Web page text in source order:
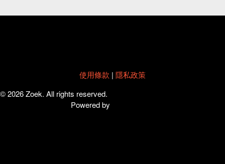
使用條款 | 隱私政策
© 2026 Zoek. All rights reserved.
Powered by